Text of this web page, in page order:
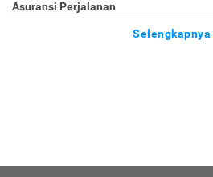
Asuransi Perjalanan
Selengkapnya